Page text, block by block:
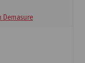
Demasure